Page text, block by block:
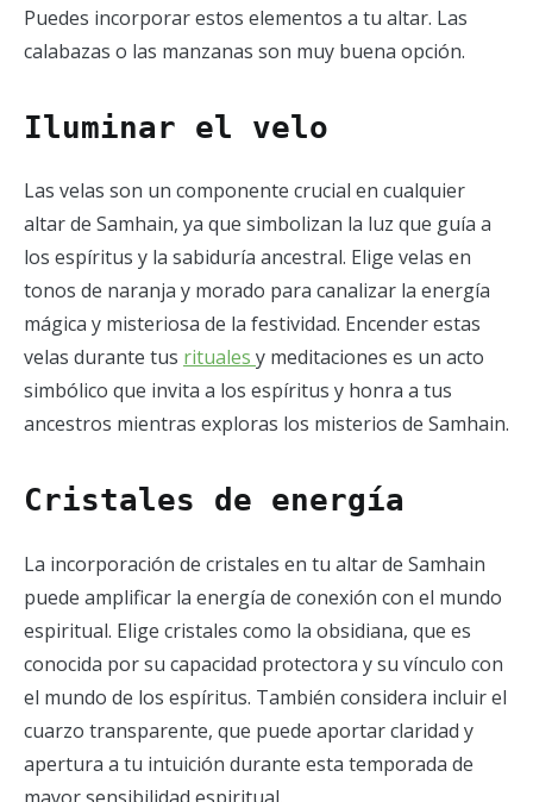
Puedes incorporar estos elementos a tu altar. Las
calabazas o las manzanas son muy buena opción.
Iluminar el velo
Las velas son un componente crucial en cualquier
altar de Samhain, ya que simbolizan la luz que guía a
los espíritus y la sabiduría ancestral. Elige velas en
tonos de naranja y morado para canalizar la energía
mágica y misteriosa de la festividad. Encender estas
velas durante tus rituales y meditaciones es un acto
simbólico que invita a los espíritus y honra a tus
ancestros mientras exploras los misterios de Samhain.
Cristales de energía
La incorporación de cristales en tu altar de Samhain
puede amplificar la energía de conexión con el mundo
espiritual. Elige cristales como la obsidiana, que es
conocida por su capacidad protectora y su vínculo con
el mundo de los espíritus. También considera incluir el
cuarzo transparente, que puede aportar claridad y
apertura a tu intuición durante esta temporada de
mayor sensibilidad espiritual.